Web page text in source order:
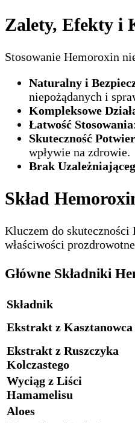
Zalety, Efekty i
Stosowanie Hemoroxin
Naturalny i
niepożądanych i
Kompleksowe
Łatwość Stosowania
Skuteczność
wpływie na zdrowie.
Brak
Skład
Kluczem do skuteczności
właściwości
Główne Składniki
Składnik
Ekstrakt z Kasztanowca
Ekstrakt z Ruszczyka
Kolczastego
Wyciąg z Liści
Hamamelisu
Aloes